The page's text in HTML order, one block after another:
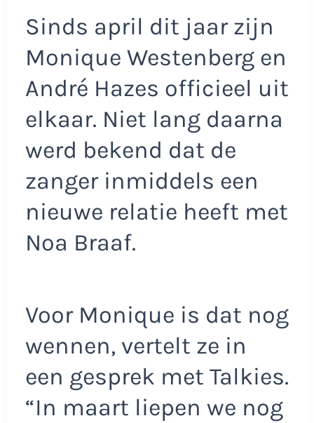
Sinds april dit jaar zijn
Monique Westenberg en
André Hazes officieel uit
elkaar. Niet lang daarna
werd bekend dat de
zanger inmiddels een
nieuwe relatie heeft met
Noa Braaf.
Voor Monique is dat nog
wennen, vertelt ze in
een gesprek met Talkies.
“In maart liepen we nog